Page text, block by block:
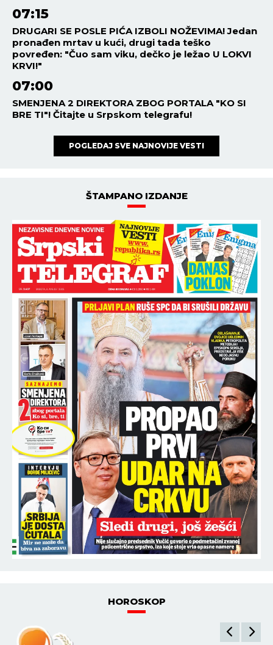
07:15
DRUGARI SE POSLE PIĆA IZBOLI NOŽEVIMA! Jedan
pronađen mrtav u kući, drugi tada teško
povređen: "Čuo sam viku, dečko je ležao U LOKVI
KRVI!"
07:00
SMENJENA 2 DIREKTORA ZBOG PORTALA "KO SI
BRE TI"! Čitajte u Srpskom telegrafu!
POGLEDAJ SVE NAJNOVIJE VESTI
ŠTAMPANO IZDANJE
HOROSKOP